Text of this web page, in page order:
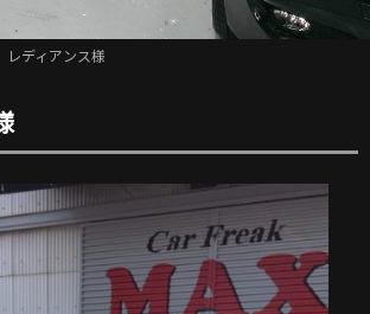
レディアンス様